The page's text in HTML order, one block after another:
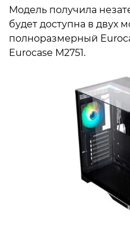
Модель получила
будет доступна в двух
полноразмерный
Eurocase М2751.